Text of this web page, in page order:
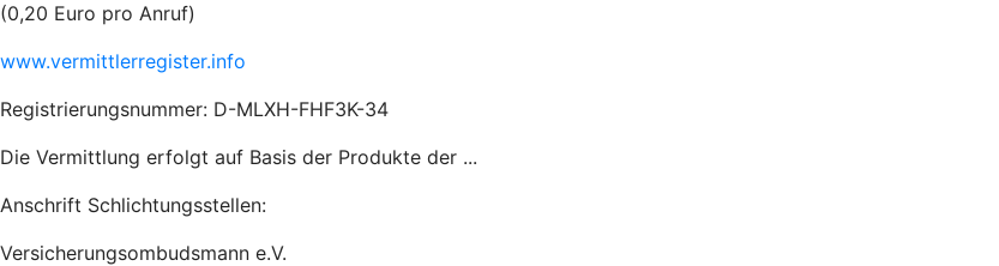
(0,20 Euro pro Anruf)
www.vermittlerregister.info
Registrierungsnummer: D-MLXH-FHF3K-34
Die Vermittlung erfolgt auf Basis der Produkte der ...
Anschrift Schlichtungsstellen:
Versicherungsombudsmann e.V.